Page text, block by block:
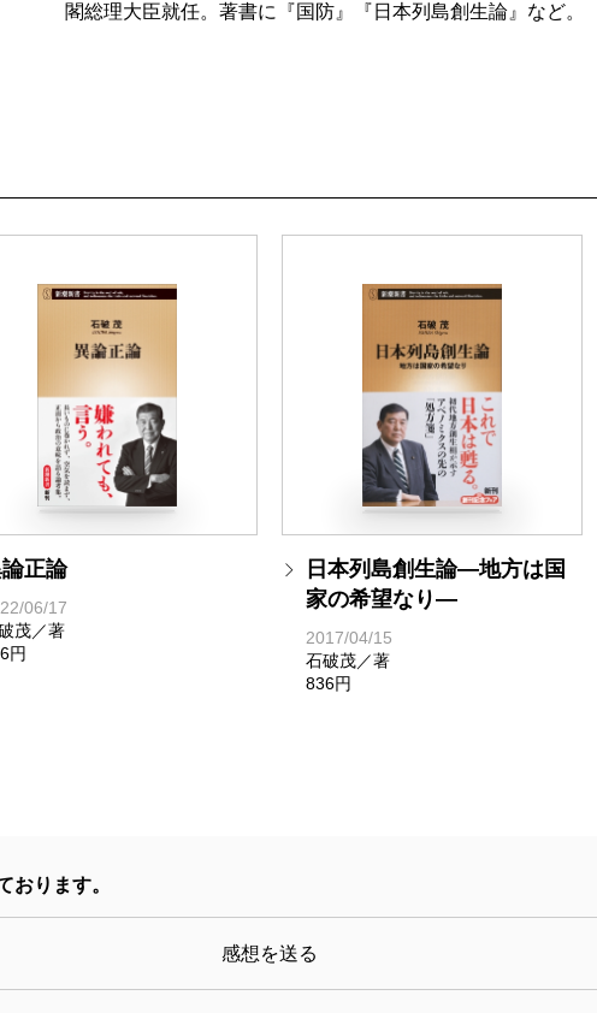
閣総理大臣就任。著書に『国防』『日本列島創生論』など。
正論
06/17
茂／著
円
日本列島創生論―地方は国
家の希望なり―
2017/04/15
石破茂／著
836円
おります。
感想を送る